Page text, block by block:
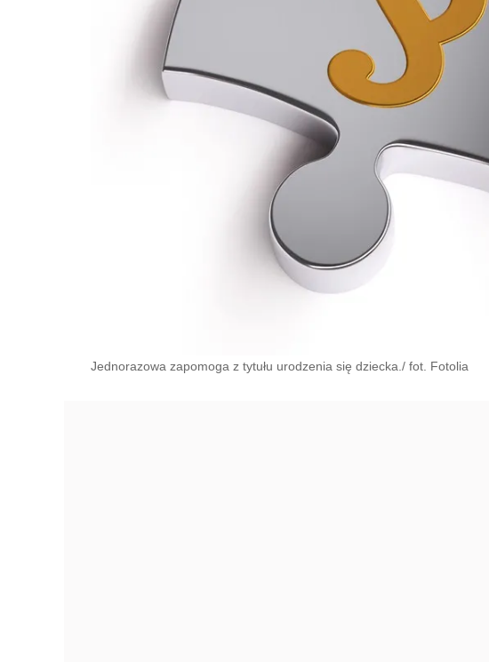
Jednorazowa zapomoga z tytułu urodzenia się dziecka./ fot. Fotolia